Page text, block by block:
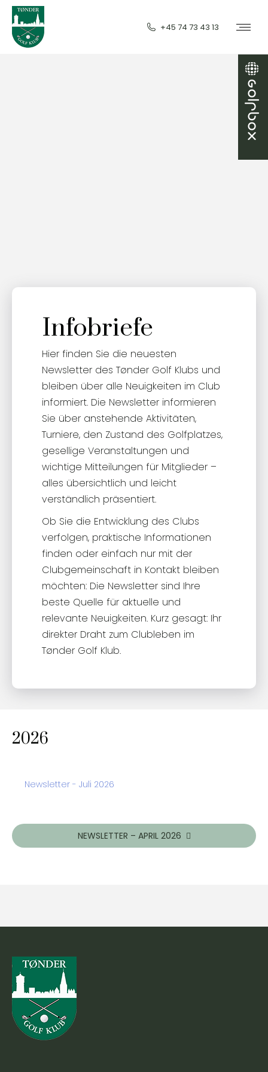
+45 74 73 43 13
Infobriefe
Hier finden Sie die neuesten
Newsletter des Tønder Golf Klubs und
bleiben über alle Neuigkeiten im Club
informiert. Die Newsletter informieren
Sie über anstehende Aktivitäten,
Turniere, den Zustand des Golfplatzes,
gesellige Veranstaltungen und
wichtige Mitteilungen für Mitglieder –
alles übersichtlich und leicht
verständlich präsentiert.
Ob Sie die Entwicklung des Clubs
verfolgen, praktische Informationen
finden oder einfach nur mit der
Clubgemeinschaft in Kontakt bleiben
möchten: Die Newsletter sind Ihre
beste Quelle für aktuelle und
relevante Neuigkeiten. Kurz gesagt: Ihr
direkter Draht zum Clubleben im
Tønder Golf Klub.
2026
Newsletter - Juli 2026
NEWSLETTER – APRIL 2026